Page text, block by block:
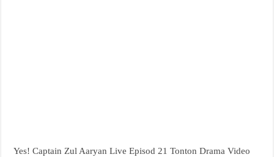
Yes! Captain Zul Aaryan Live Episod 21 Tonton Drama Video